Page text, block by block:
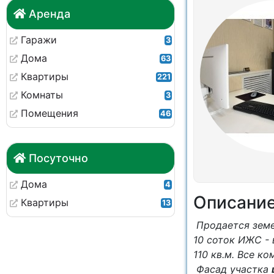
Аренда
Гаражи 3
Дома 63
Квартиры 221
Комнаты 3
Помещения 46
Посуточно
Дома 4
Квартиры 13
Продается
10 соток ИЖС -
110 кв.м. Все
Фасад участка